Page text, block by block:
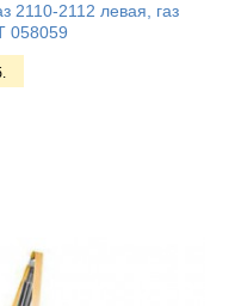
2110-2112 левая, газ
058059